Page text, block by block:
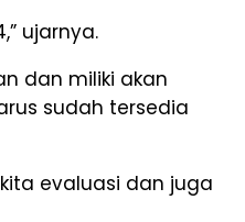
ujarnya.
dan miliki akan
sudah tersedia
evaluasi dan juga